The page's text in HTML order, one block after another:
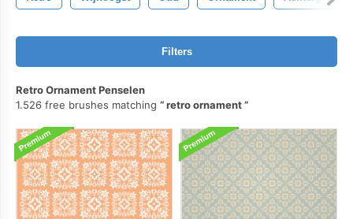
Filters
Retro Ornament Penselen
1.526 free brushes matching
retro ornament